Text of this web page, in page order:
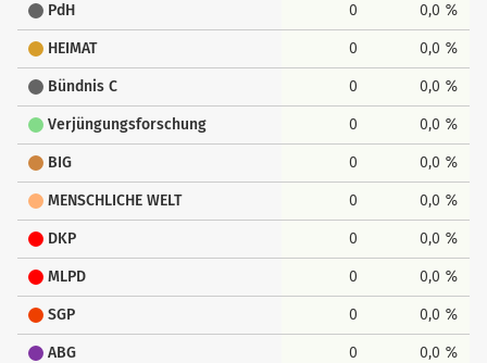
PdH 0 0,0 %
HEIMAT 0 0,0 %
Bündnis C 0 0,0 %
Verjüngungsforschung 0 0,0 %
BIG 0 0,0 %
MENSCHLICHE WELT 0 0,0 %
DKP 0 0,0 %
MLPD 0 0,0 %
SGP 0 0,0 %
ABG 0 0,0 %